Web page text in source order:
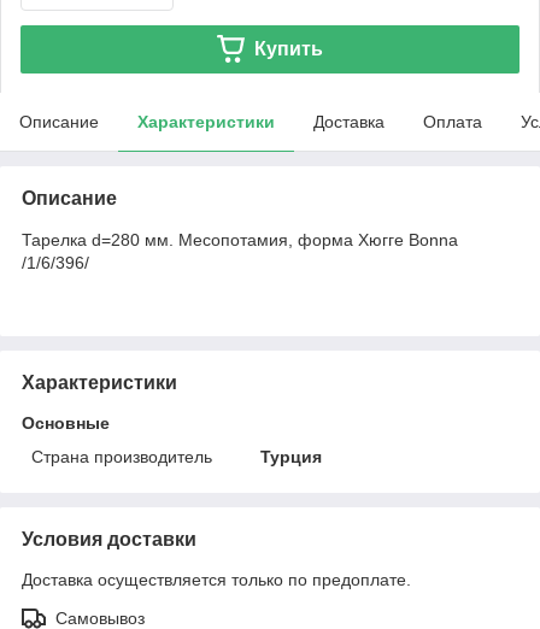
Купить
Описание Характеристики Доставка Оплата
Описание
Тарелка d=280 мм. Месопотамия, форма Хюгге Bonna
/1/6/396/
Характеристики
Основные
Страна производитель
Турция
Условия доставки
Доставка осуществляется только по предоплате.
Самовывоз